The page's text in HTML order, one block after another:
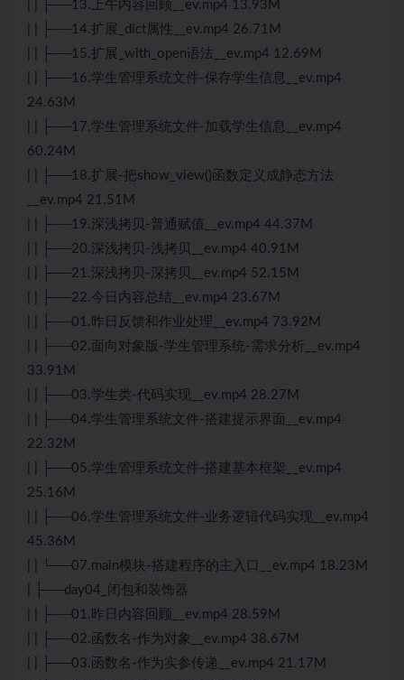
| | ├──13.上午内容回顾__ev.mp4 13.93M
| | ├──14.扩展_dict属性__ev.mp4 26.71M
| | ├──15.扩展_with_open语法__ev.mp4 12.69M
| | ├──16.学生管理系统文件-保存学生信息__ev.mp4
24.63M
| | ├──17.学生管理系统文件-加载学生信息__ev.mp4
60.24M
| | ├──18.扩展-把show_view()函数定义成静态方法
__ev.mp4 21.51M
| | ├──19.深浅拷贝-普通赋值__ev.mp4 44.37M
| | ├──20.深浅拷贝-浅拷贝__ev.mp4 40.91M
| | ├──21.深浅拷贝-深拷贝__ev.mp4 52.15M
| | ├──22.今日内容总结__ev.mp4 23.67M
| | ├──01.昨日反馈和作业处理__ev.mp4 73.92M
| | ├──02.面向对象版-学生管理系统-需求分析__ev.mp4
33.91M
| | ├──03.学生类-代码实现__ev.mp4 28.27M
| | ├──04.学生管理系统文件-搭建提示界面__ev.mp4
22.32M
| | ├──05.学生管理系统文件-搭建基本框架__ev.mp4
25.16M
| | ├──06.学生管理系统文件-业务逻辑代码实现__ev.mp4
45.36M
| | └──07.main模块-搭建程序的主入口__ev.mp4 18.23M
| ├──day04_闭包和装饰器
| | ├──01.昨日内容回顾__ev.mp4 28.59M
| | ├──02.函数名-作为对象__ev.mp4 38.67M
| | ├──03.函数名-作为实参传递__ev.mp4 21.17M